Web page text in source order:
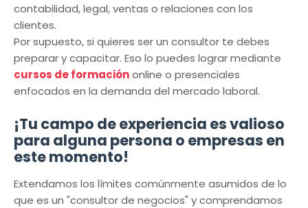
contabilidad, legal, ventas o relaciones con los
clientes.
Por supuesto, si quieres ser un consultor te debes
preparar y capacitar. Eso lo puedes lograr mediante
cursos de formaciónonline o presenciales
enfocados en la demanda del mercado laboral.
¡Tu campo de experiencia es valioso
para alguna persona o empresas en
este momento!
Extendamos los límites comúnmente asumidos de lo
que es un "consultor de negocios" y comprendamos